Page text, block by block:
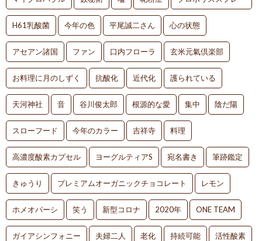
H61乳酸菌 今年の色 平尾誠二さん 心の状態
アセアン諸国 ファン 口内フローラ 玄米元氣倶楽部
お料理に月のしずく 抗酸化 近代化 護られている
天河神社 音 谷川俊太郎 根源的な愛 集中 陰だ陽
スローフード 今年のカラー 吉祥寺 料理
高濃度酸素カプセル ヨーグルティアS 宛名書き 筆跡鑑定
きゅうり プレミアムオーガニックチョコレート レモン
ホメオパーシ 笑う 新型コロナ 2020年 ONE TEAM
ガイアシンフォニー 夫婦二人 老化 持続可能 活性酸素